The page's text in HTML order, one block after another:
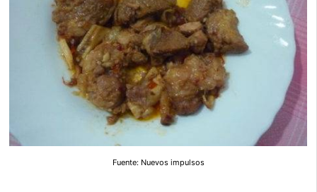
Fuente: Nuevos impulsos